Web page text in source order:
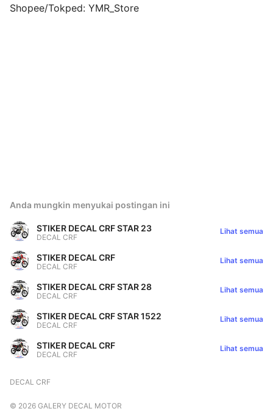
Shopee/Tokped: YMR_Store
Anda mungkin menyukai postingan ini
STIKER DECAL CRF STAR 23
DECAL CRF
Lihat semua
STIKER DECAL CRF
DECAL CRF
Lihat semua
STIKER DECAL CRF STAR 28
DECAL CRF
Lihat semua
STIKER DECAL CRF STAR 1522
DECAL CRF
Lihat semua
STIKER DECAL CRF
DECAL CRF
Lihat semua
DECAL CRF
© 2026 GALERY DECAL MOTOR